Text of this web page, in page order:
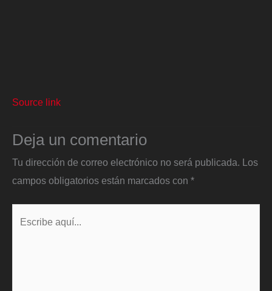
Source link
Deja un comentario
Tu dirección de correo electrónico no será publicada. Los
campos obligatorios están marcados con *